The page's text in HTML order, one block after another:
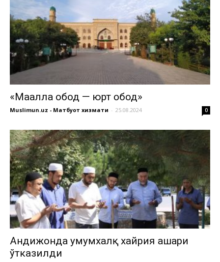
«Маҳалла обод — юрт обод»
Muslimun.uz - Матбуот хизмати - 25.08.2024 0
Андижонда умумхалқ хайрия ҳашари
ўтказилди